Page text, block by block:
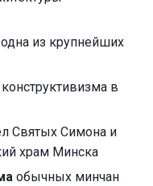
из крупнейших
в
Святых Симона и
храм Минска
обычных минчан